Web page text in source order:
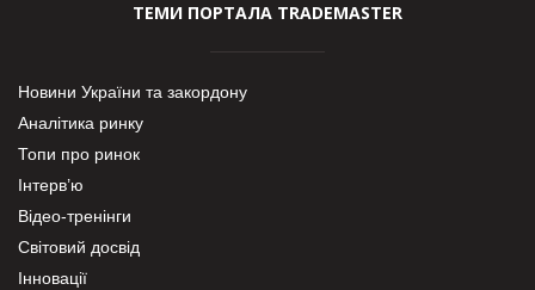
ТЕМИ ПОРТАЛА TRADEMASTER
Новини України та закордону
Аналітика ринку
Топи про ринок
Інтерв’ю
Відео-тренінги
Світовий досвід
Інновації